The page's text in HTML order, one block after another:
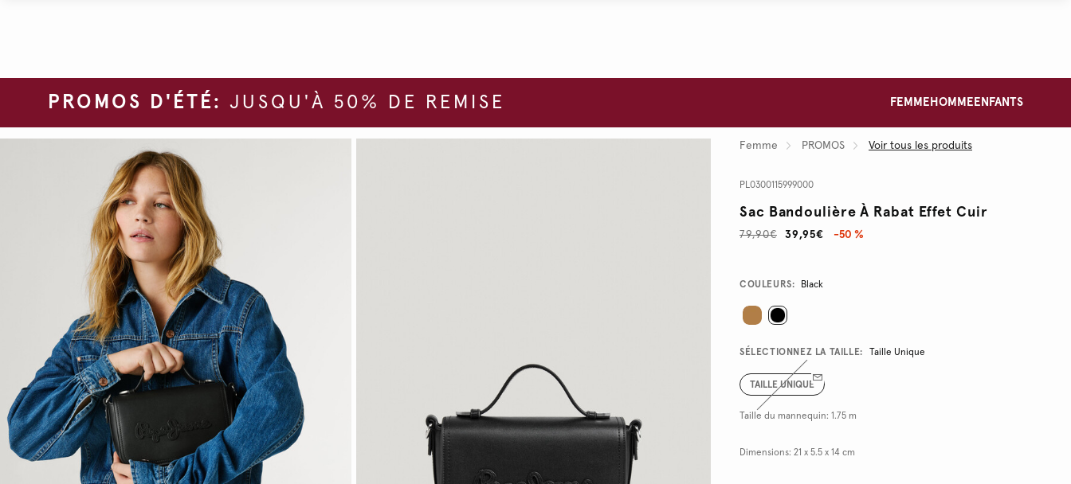
PROMOS D'ÉTÉ: JUSQU'À 50% DE REMISE FEMME HOMME ENFANTS
Femme PROMOS Voir tous les produits
PL0300115999000
Sac Bandoulière À Rabat Effet Cuir
39,95€
79,90€ -50 %
Promotions
Variations
COULEURS: Black
SÉLECTIONNEZ LA TAILLE: Taille Unique
TAILLE UNIQUE
Taille du mannequin: 1.75 m
Dimensions: 21 x 5.5 x 14 cm